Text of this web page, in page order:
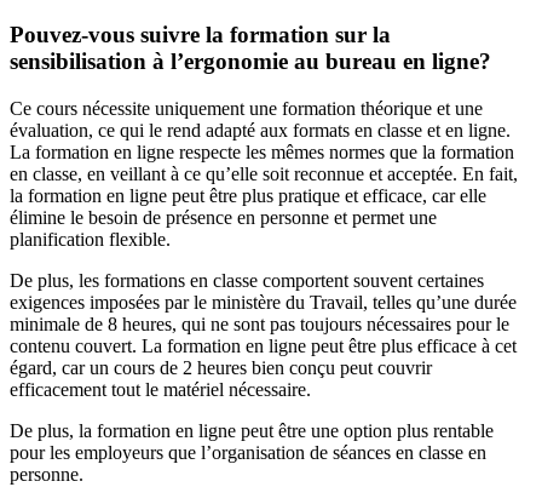
Pouvez-vous suivre la formation sur la
sensibilisation à l’ergonomie au bureau en ligne?
Ce cours nécessite uniquement une formation théorique et une
évaluation, ce qui le rend adapté aux formats en classe et en ligne.
La formation en ligne respecte les mêmes normes que la formation
en classe, en veillant à ce qu’elle soit reconnue et acceptée. En fait,
la formation en ligne peut être plus pratique et efficace, car elle
élimine le besoin de présence en personne et permet une
planification flexible.
De plus, les formations en classe comportent souvent certaines
exigences imposées par le ministère du Travail, telles qu’une durée
minimale de 8 heures, qui ne sont pas toujours nécessaires pour le
contenu couvert. La formation en ligne peut être plus efficace à cet
égard, car un cours de 2 heures bien conçu peut couvrir
efficacement tout le matériel nécessaire.
De plus, la formation en ligne peut être une option plus rentable
pour les employeurs que l’organisation de séances en classe en
personne.